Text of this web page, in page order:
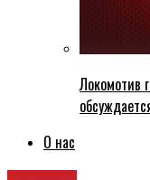
Локомотив
О нас